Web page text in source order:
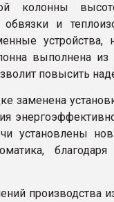
колонны
обвязки и
выполнена из
повысить
заменена
установлены
производства